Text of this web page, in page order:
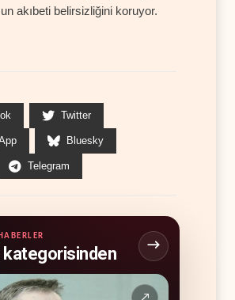
akıbeti belirsizliğini koruyor.
Twitter
Bluesky
Telegram
kategorisinden